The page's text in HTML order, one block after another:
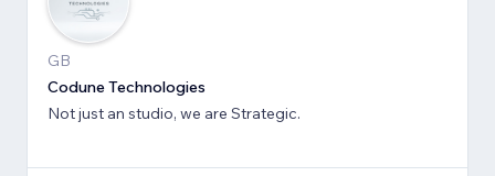
GB
Codune Technologies
Not just an studio, we are Strategic.